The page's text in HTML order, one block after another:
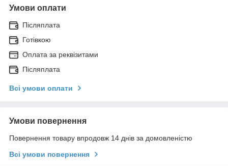
Умови оплати
Післяплата
Готівкою
Оплата за реквізитами
Післяплата
Всі умови оплати
Умови повернення
Повернення товару впродовж 14 днів за домовленістю
Всі умови повернення